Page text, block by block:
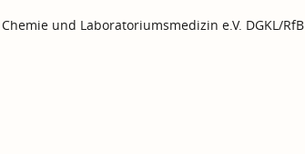
und Laboratoriumsmedizin e.V. DGKL/RfB